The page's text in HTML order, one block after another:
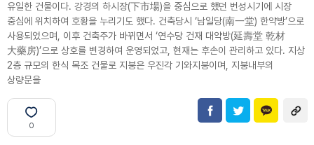
유일한 건물이다. 강경의 하시장(下市場)을 중심으로 했던 번성시기에 시장
중심에 위치하여 호황을 누리기도 했다. 건축당시 ‘남일당(南一堂) 한약방’으로
사용되었으며, 이후 건축주가 바뀌면서 ‘연수당 건재 대약방(延壽堂 乾材
大藥房)’으로 상호를 변경하여 운영되었고, 현재는 후손이 관리하고 있다. 지상
2층 규모의 한식 목조 건물로 지붕은 우진각 기와지붕이며, 지붕내부의
상량문을
0